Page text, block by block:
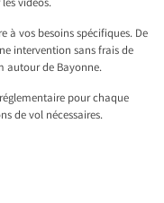
vidéos.
à vos besoins spécifiques. De
intervention sans frais de
autour de Bayonne.
pour chaque
de vol nécessaires.